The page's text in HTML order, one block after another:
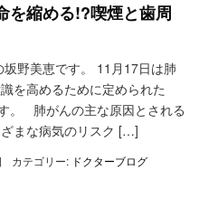
を縮める!?喫煙と歯周
野美恵です。 11月17日は肺
を高めるために定められた
。 肺がんの主な原因とされる
まな病気のリスク […]
カテゴリー: ドクターブログ